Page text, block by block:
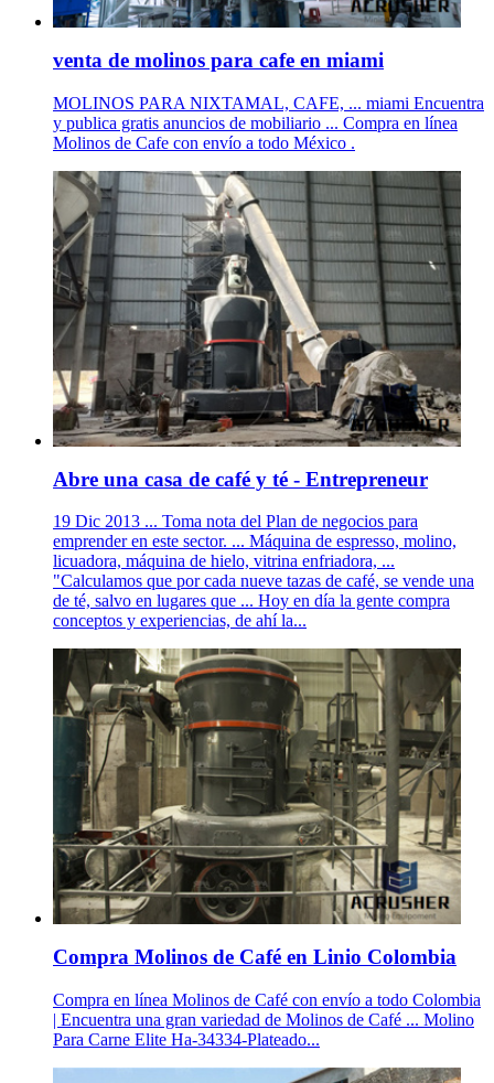
venta de molinos para cafe en miami
MOLINOS PARA NIXTAMAL, CAFE, ... miami Encuentra
y publica gratis anuncios de mobiliario ... Compra en línea
Molinos de Cafe con envío a todo México .
Abre una casa de café y té - Entrepreneur
19 Dic 2013 ... Toma nota del Plan de negocios para
emprender en este sector. ... Máquina de espresso, molino,
licuadora, máquina de hielo, vitrina enfriadora, ...
"Calculamos que por cada nueve tazas de café, se vende una
de té, salvo en lugares que ... Hoy en día la gente compra
conceptos y experiencias, de ahí la...
Compra Molinos de Café en Linio Colombia
Compra en línea Molinos de Café con envío a todo Colombia
| Encuentra una gran variedad de Molinos de Café ... Molino
Para Carne Elite Ha-34334-Plateado...